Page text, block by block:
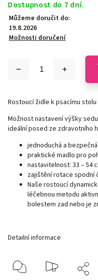
Dostupnost do 7 dní.
Můžeme doručit do:
19.8.2026
Možnosti doručení
Rostoucí židle k psacímu
Možnost nastavení výšky
ideální posed ze zdravotního
jednoduchá a
praktické madlo pro
nastavitelnost: 33 – 54
zajištění rotace spodní
Naše rostoucí
léčebnou metodu
bolestem zad nebo je
Detailní informace